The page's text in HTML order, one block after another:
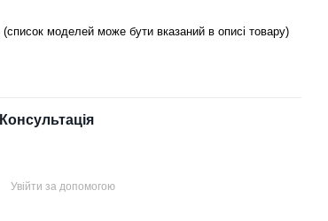
моделей може бути вказаний в описі товару)
Консультація
Увійти за допомогою